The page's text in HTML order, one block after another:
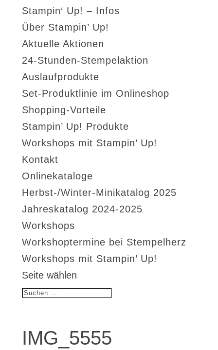
Stampin‘ Up! – Infos
Über Stampin’ Up!
Aktuelle Aktionen
24-Stunden-Stempelaktion
Auslaufprodukte
Set-Produktlinie im Onlineshop
Shopping-Vorteile
Stampin’ Up! Produkte
Workshops mit Stampin’ Up!
Kontakt
Onlinekataloge
Herbst-/Winter-Minikatalog 2025
Jahreskatalog 2024-2025
Workshops
Workshoptermine bei Stempelherz
Workshops mit Stampin’ Up!
Seite wählen
IMG_5555